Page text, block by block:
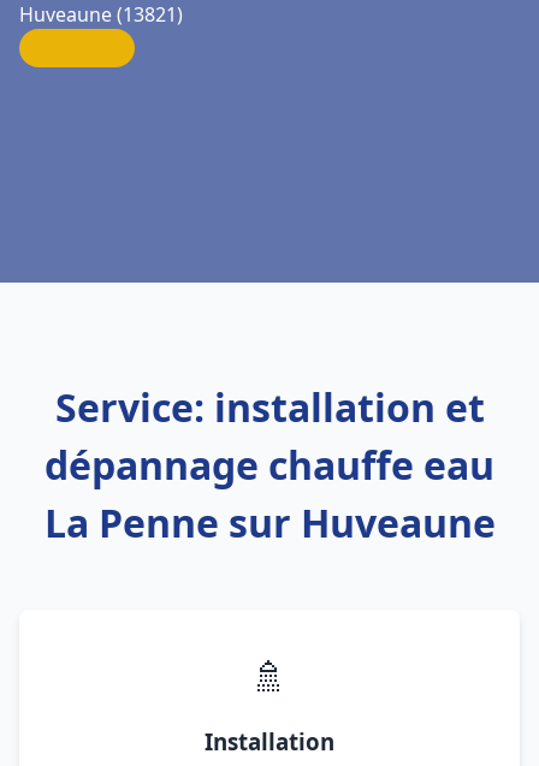
Huveaune (13821)
Service: installation et
dépannage chauffe eau
La Penne sur Huveaune
🚿
Installation